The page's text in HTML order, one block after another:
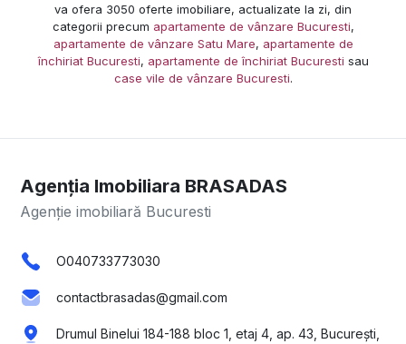
va ofera 3050 oferte imobiliare, actualizate la zi, din
categorii precum apartamente de vânzare Bucuresti,
apartamente de vânzare Satu Mare, apartamente de
închiriat Bucuresti, apartamente de închiriat Bucuresti sau
case vile de vânzare Bucuresti.
Agenția Imobiliara BRASADAS
Agenție imobiliară Bucuresti
O040733773030
contactbrasadas@gmail.com
Drumul Binelui 184-188 bloc 1, etaj 4, ap. 43, București,